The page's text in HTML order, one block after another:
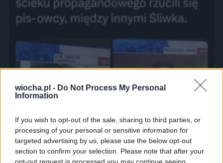
wiocha.pl - Do Not Process My Personal
Information
If you wish to opt-out of the sale, sharing to third parties, or
processing of your personal or sensitive information for
targeted advertising by us, please use the below opt-out
section to confirm your selection. Please note that after your